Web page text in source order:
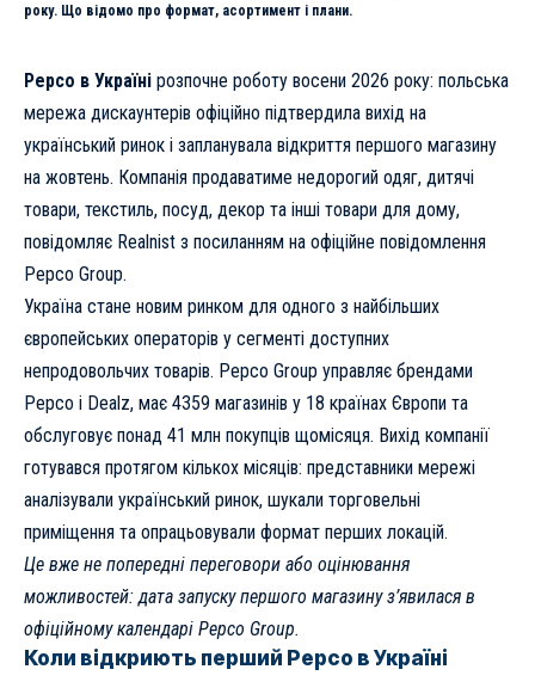
року. Що відомо про формат, асортимент і плани.
Pepco в Україні розпочне роботу восени 2026 року: польська
мережа дискаунтерів офіційно підтвердила вихід на
український ринок і запланувала відкриття першого магазину
на жовтень. Компанія продаватиме недорогий одяг, дитячі
товари, текстиль, посуд, декор та інші товари для дому,
повідомляє Realnist з посиланням на офіційне повідомлення
Pepco Group.
Україна стане новим ринком для одного з найбільших
європейських операторів у сегменті доступних
непродовольчих товарів. Pepco Group управляє брендами
Pepco і Dealz, має 4359 магазинів у 18 країнах Європи та
обслуговує понад 41 млн покупців щомісяця. Вихід компанії
готувався протягом кількох місяців: представники мережі
аналізували український ринок, шукали торговельні
приміщення та опрацьовували формат перших локацій.
Це вже не попередні переговори або оцінювання
можливостей: дата запуску першого магазину з’явилася в
офіційному календарі Pepco Group.
Коли відкриють перший Pepco в Україні